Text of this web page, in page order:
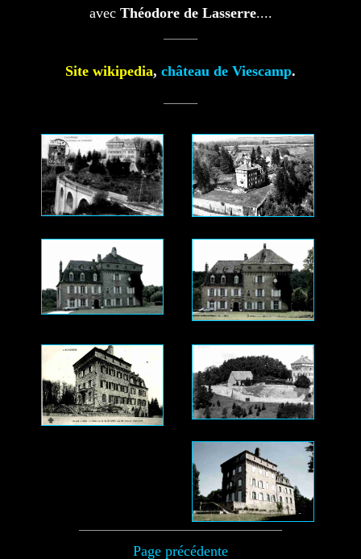
avec Théodore de Lasserre....
Site wikipedia, château de Viescamp.
Page précédente